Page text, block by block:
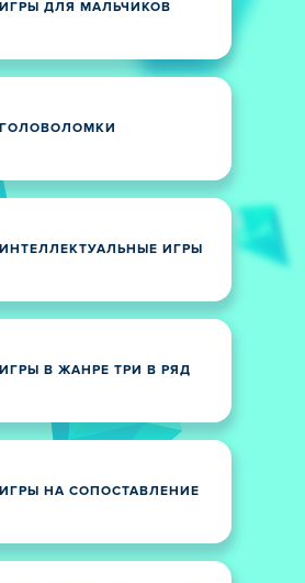
ИГРЫ ДЛЯ МАЛЬЧИКОВ
ГОЛОВОЛОМКИ
ИНТЕЛЛЕКТУАЛЬНЫЕ ИГРЫ
ИГРЫ В ЖАНРЕ ТРИ В РЯД
ИГРЫ НА СОПОСТАВЛЕНИЕ